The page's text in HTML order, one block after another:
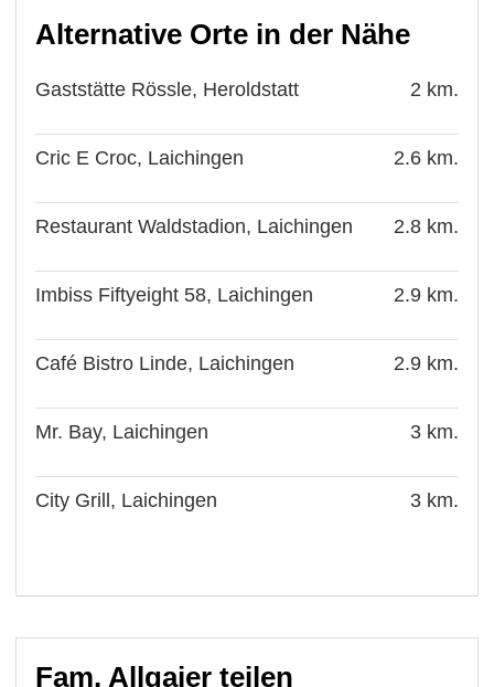
Alternative Orte in der Nähe
Gaststätte Rössle, Heroldstatt 2 km.
Cric E Croc, Laichingen 2.6 km.
Restaurant Waldstadion, Laichingen 2.8 km.
Imbiss Fiftyeight 58, Laichingen 2.9 km.
Café Bistro Linde, Laichingen 2.9 km.
Mr. Bay, Laichingen 3 km.
City Grill, Laichingen 3 km.
Fam. Allgaier teilen